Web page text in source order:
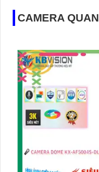
CAMERA